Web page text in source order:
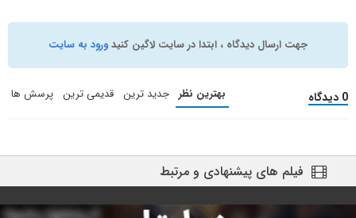
جهت ارسال دیدگاه ، ابتدا در سایت لاگین کنیدورود به سایت
0 دیدگاه بهترین نظر جدید ترین قدیمی ترین پرسش ها
فیلم های پیشنهادی و مرتبط